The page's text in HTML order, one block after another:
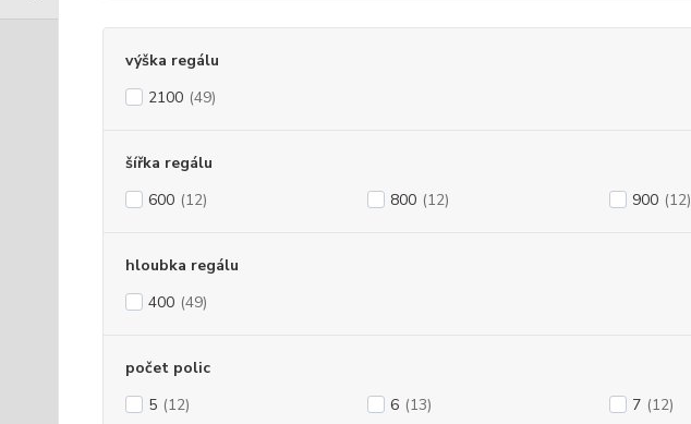
výška regálu
2100 (49)
šířka regálu
600 (12) 800 (12) 900 (12)
hloubka regálu
400 (49)
počet polic
5 (12) 6 (13) 7 (12)